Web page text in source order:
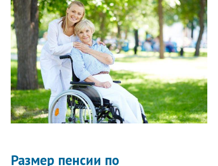
Размер пенсии по